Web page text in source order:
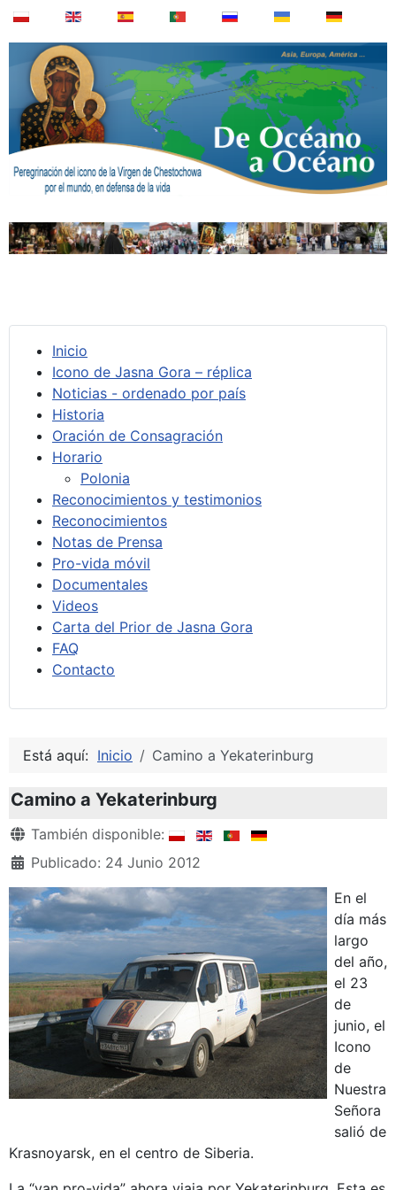
Inicio
Icono de Jasna Gora – réplica
Noticias - ordenado por país
Historia
Oración de Consagración
Horario
Polonia
Reconocimientos y testimonios
Reconocimientos
Notas de Prensa
Pro-vida móvil
Documentales
Videos
Carta del Prior de Jasna Gora
FAQ
Contacto
Está aquí: Inicio Camino a Yekaterinburg
Camino a Yekaterinburg
Detalles
También disponible:
Publicado: 24 Junio 2012
En el
día más
largo
del año,
el 23
de
junio, el
Icono
de
Nuestra
Señora
salió de
Krasnoyarsk, en el centro de Siberia.